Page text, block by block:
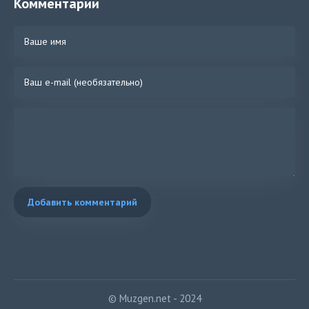
Добавить комментарий
© Muzgen.net - 2024